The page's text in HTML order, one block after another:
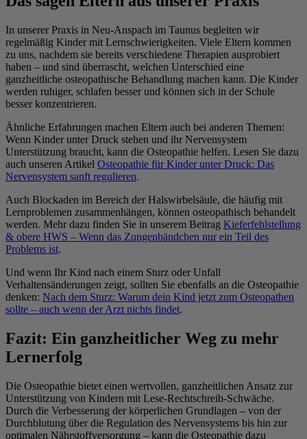
In unserer Praxis in Neu-Anspach im Taunus begleiten wir
regelmäßig Kinder mit Lernschwierigkeiten. Viele Eltern kommen
zu uns, nachdem sie bereits verschiedene Therapien ausprobiert
haben – und sind überrascht, welchen Unterschied eine
ganzheitliche osteopathische Behandlung machen kann. Die Kinder
werden ruhiger, schlafen besser und können sich in der Schule
besser konzentrieren.
Ähnliche Erfahrungen machen Eltern auch bei anderen Themen:
Wenn Kinder unter Druck stehen und ihr Nervensystem
Unterstützung braucht, kann die Osteopathie helfen. Lesen Sie dazu
auch unseren Artikel Osteopathie für Kinder unter Druck: Das
Nervensystem sanft regulieren.
Auch Blockaden im Bereich der Halswirbelsäule, die häufig mit
Lernproblemen zusammenhängen, können osteopathisch behandelt
werden. Mehr dazu finden Sie in unserem Beitrag Kieferfehlstellung
& obere HWS – Wenn das Zungenbändchen nur ein Teil des
Problems ist.
Und wenn Ihr Kind nach einem Sturz oder Unfall
Verhaltensänderungen zeigt, sollten Sie ebenfalls an die Osteopathie
denken: Nach dem Sturz: Warum dein Kind jetzt zum Osteopathen
sollte – auch wenn der Arzt nichts findet.
Fazit: Ein ganzheitlicher Weg zu mehr
Lernerfolg
Die Osteopathie bietet einen wertvollen, ganzheitlichen Ansatz zur
Unterstützung von Kindern mit Lese-Rechtschreib-Schwäche.
Durch die Verbesserung der körperlichen Grundlagen – von der
Durchblutung über die Regulation des Nervensystems bis hin zur
optimalen Nährstoffversorgung – kann die Osteopathie dazu